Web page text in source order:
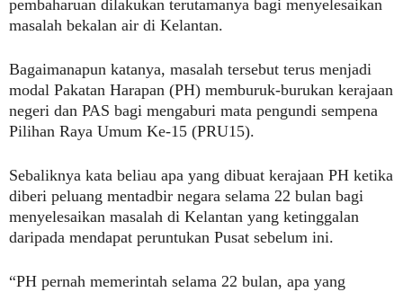
pembaharuan dilakukan terutamanya bagi menyelesaikan
masalah bekalan air di Kelantan.
Bagaimanapun katanya, masalah tersebut terus menjadi
modal Pakatan Harapan (PH) memburuk-burukan kerajaan
negeri dan PAS bagi mengaburi mata pengundi sempena
Pilihan Raya Umum Ke-15 (PRU15).
Sebaliknya kata beliau apa yang dibuat kerajaan PH ketika
diberi peluang mentadbir negara selama 22 bulan bagi
menyelesaikan masalah di Kelantan yang ketinggalan
daripada mendapat peruntukan Pusat sebelum ini.
“PH pernah memerintah selama 22 bulan, apa yang